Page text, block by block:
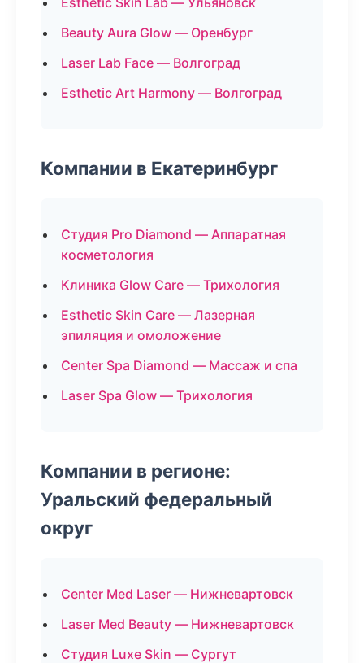
Beauty Aura Glow — Оренбург
Laser Lab Face — Волгоград
Esthetic Art Harmony — Волгоград
Компании в Екатеринбург
Студия Pro Diamond — Аппаратная
косметология
Клиника Glow Care — Трихология
Esthetic Skin Care — Лазерная
эпиляция и омоложение
Center Spa Diamond — Массаж и спа
Laser Spa Glow — Трихология
Компании в регионе:
Уральский федеральный
округ
Center Med Laser — Нижневартовск
Laser Med Beauty — Нижневартовск
Студия Luxe Skin — Сургут